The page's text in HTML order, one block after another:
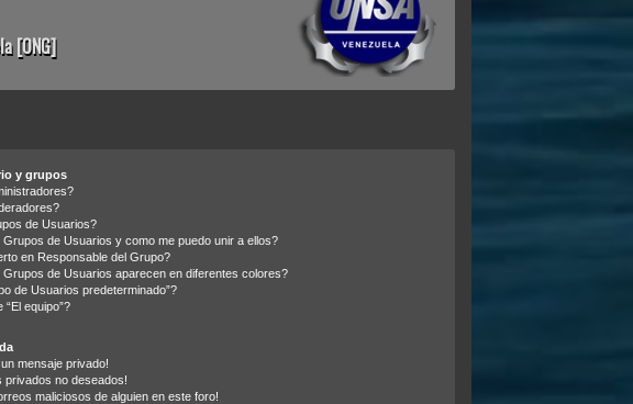
a
[ONG]
y grupos
de Usuarios?
de Usuarios y como me puedo unir a ellos?
en Responsable del Grupo?
Grupos de Usuarios aparecen en diferentes colores?
de Usuarios predeterminado”?
equipo”?
mensaje privado!
privados no deseados!
maliciosos de alguien en este foro!